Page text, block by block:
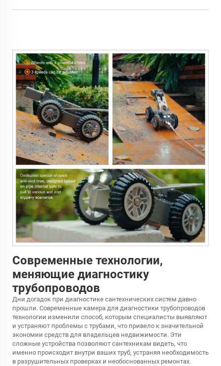
Современные технологии,
меняющие диагностику
трубопроводов
Дни догадок при диагностике сантехнических систем давно
прошли. Современные камера для диагностики трубопроводов
технологии изменили способ, которым специалисты выявляют
и устраняют проблемы с трубами, что привело к значительной
экономии средств для владельцев недвижимости. Эти
сложные устройства позволяют сантехникам видеть, что
именно происходит внутри ваших труб, устраняя необходимость
в разрушительных проверках и необоснованных ремонтах.